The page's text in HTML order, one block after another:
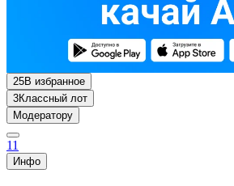
25В избранное
3Классный лот
Модератору
11
Инфо